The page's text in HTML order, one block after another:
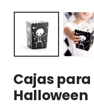
Cajas
Halloween